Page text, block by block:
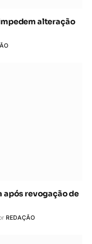
alteração
após revogação de
REDAÇÃO